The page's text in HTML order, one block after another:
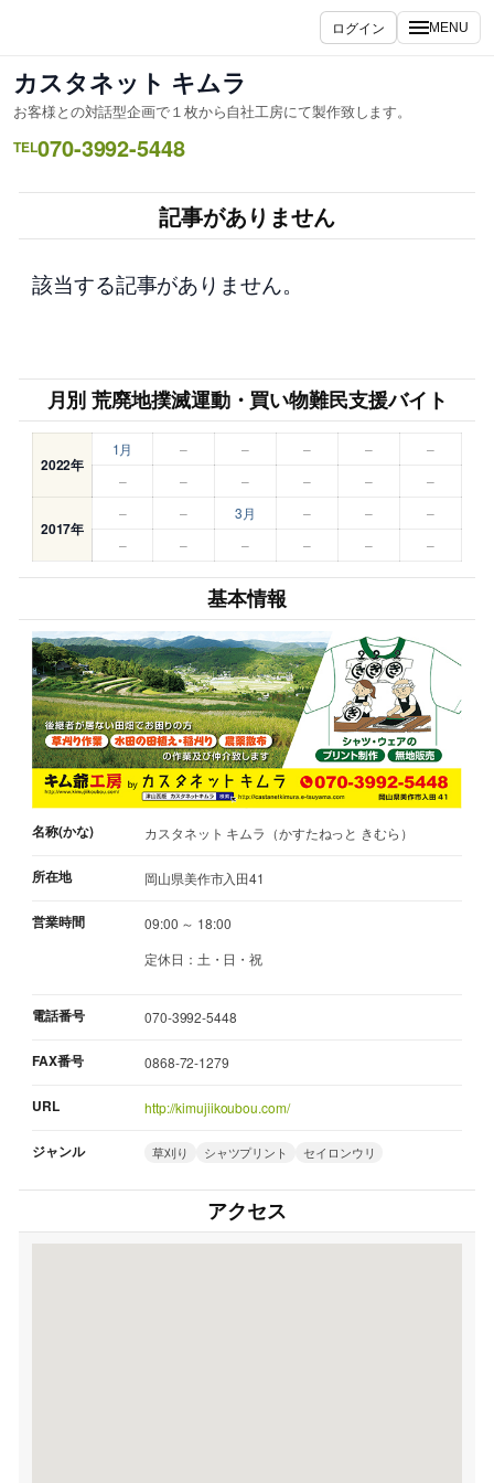
ス
キ
ッ
ログイン MENU
カスタネット キムラ
お客様との対話型企画で１枚から自社工房にて製作致します。
TEL070-3992-5448
記事がありません
該当する記事がありません。
月別 荒廃地撲滅運動・買い物難民支援バイト
2022年
1月 – – – –
–
–
– – – – –
2017年
– – 3月 – –
–
–
– – – – –
基本情報
名称(かな) カスタネット キムラ（かすたねっと きむら）
所在地 岡山県美作市入田41
営業時間
09:00 ～ 18:00
定休日：土・日・祝
電話番号 070-3992-5448
FAX番号 0868-72-1279
URL http://kimujiikoubou.com/
ジャンル 草刈り シャツプリント セイロンウリ
アクセス